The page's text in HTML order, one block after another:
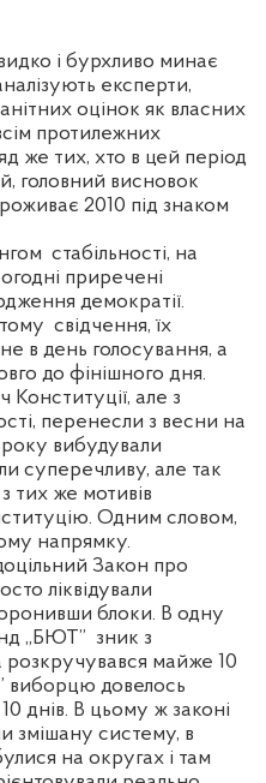
і бурхливо минає
експерти,
оцінок як власних
протилежних
же тих, хто в цей період
головний висновок
2010 під знаком
стабільності, на
приречені
демократії.
свідчення, їх
в день голосування, а
до фінішного дня.
Конституції, але з
перенесли з весни на
вибудували
суперечливу, але так
тих же мотивів
Одним словом,
напрямку.
Закон про
ліквідували
блоки. В одну
„БЮТ” зник з
розкручувався майже 10
виборцю довелось
днів. В цьому ж законі
змішану систему, в
на округах і там